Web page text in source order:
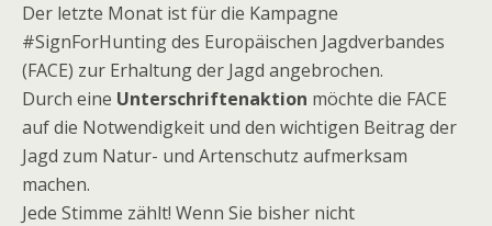
Der letzte Monat ist für die Kampagne
#SignForHunting des Europäischen Jagdverbandes
(FACE) zur Erhaltung der Jagd angebrochen.
Durch eine Unterschriftenaktion möchte die FACE
auf die Notwendigkeit und den wichtigen Beitrag der
Jagd zum Natur- und Artenschutz aufmerksam
machen.
Jede Stimme zählt! Wenn Sie bisher nicht